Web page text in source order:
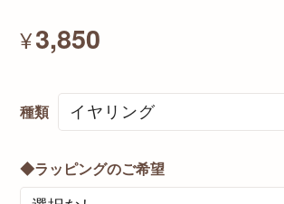
¥3,850
種類
◆ラッピングのご希望